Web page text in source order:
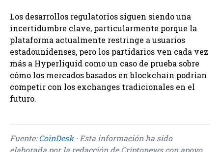
Los desarrollos regulatorios siguen siendo una
incertidumbre clave, particularmente porque la
plataforma actualmente restringe a usuarios
estadounidenses, pero los partidarios ven cada vez
más a Hyperliquid como un caso de prueba sobre
cómo los mercados basados en blockchain podrían
competir con los exchanges tradicionales en el
futuro.
Fuente:CoinDesk· Esta información ha sido